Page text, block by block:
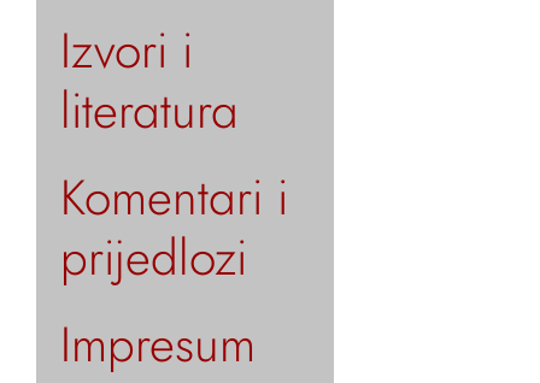
Izvori i
literatura
Komentari i
prijedlozi
Impresum